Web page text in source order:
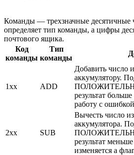
Команды — трехзначные десятичные
определяет тип команды, а цифры
почтового ящика.
Код
команды
Тип
команды
1xx ADD
Добавить число
аккумулятору.
результат
работу с
2xx SUB
Вычесть число
аккумулятора.
результат
изменяется а